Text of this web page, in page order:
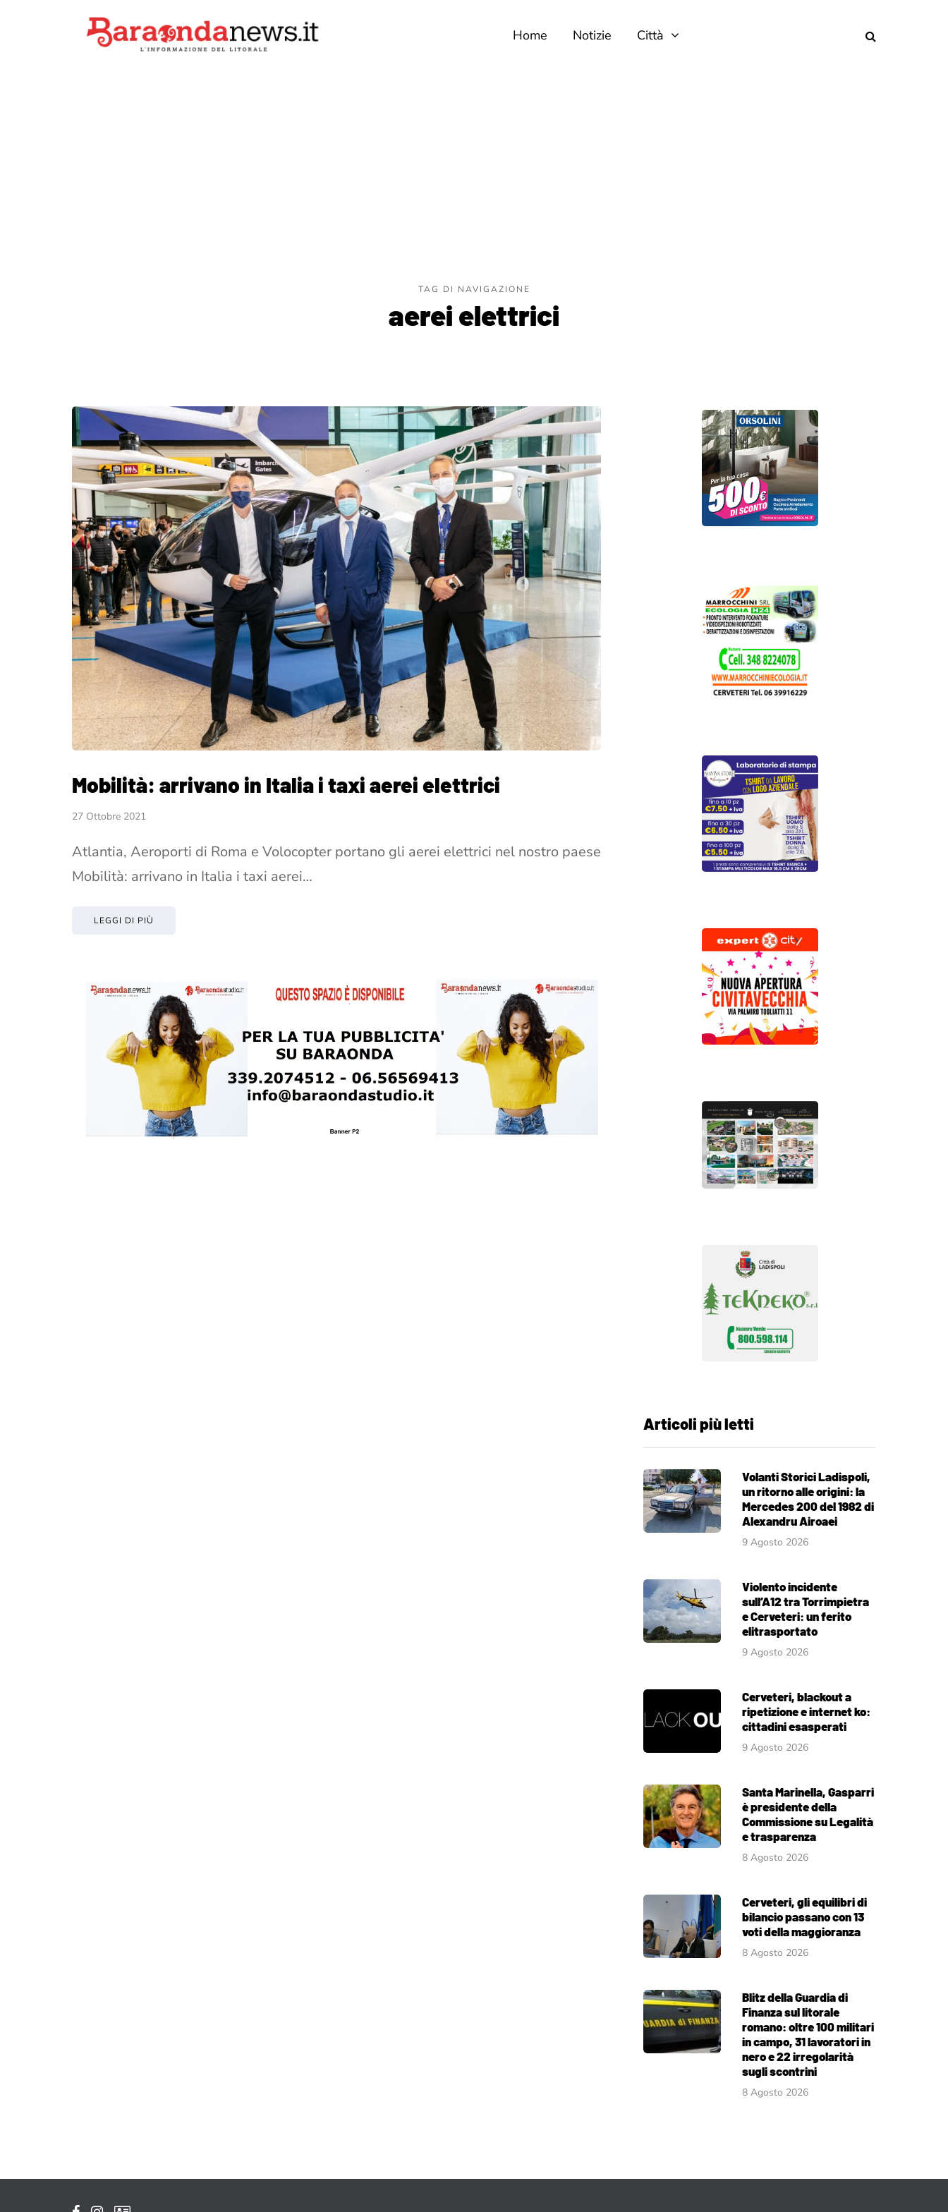
Home Notizie Città
TAG DI NAVIGAZIONE
aerei elettrici
Mobilità: arrivano in Italia i taxi aerei elettrici
27 Ottobre 2021
Atlantia, Aeroporti di Roma e Volocopter portano gli aerei elettrici nel nostro paese
Mobilità: arrivano in Italia i taxi aerei…
LEGGI DI PIÙ
Articoli più letti
Volanti Storici Ladispoli,
un ritorno alle origini: la
Mercedes 200 del 1982 di
Alexandru Airoaei
9 Agosto 2026
Violento incidente
sull’A12 tra Torrimpietra
e Cerveteri: un ferito
elitrasportato
9 Agosto 2026
Cerveteri, blackout a
ripetizione e internet ko:
cittadini esasperati
9 Agosto 2026
Santa Marinella, Gasparri
è presidente della
Commissione su Legalità
e trasparenza
8 Agosto 2026
Cerveteri, gli equilibri di
bilancio passano con 13
voti della maggioranza
8 Agosto 2026
Blitz della Guardia di
Finanza sul litorale
romano: oltre 100 militari
in campo, 31 lavoratori in
nero e 22 irregolarità
sugli scontrini
8 Agosto 2026